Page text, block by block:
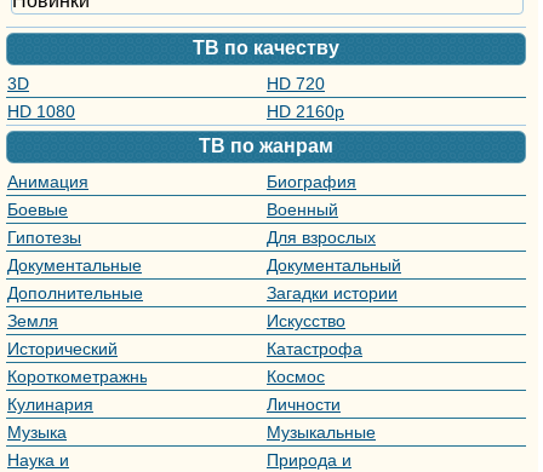
ТВ по качеству
3D
HD 720
HD 1080
HD 2160р
ТВ по жанрам
Анимация
Биография
Боевые
искусства
Военный
Гипотезы
Для взрослых
Документальные
сериалы
Документальный
Дополнительные
материалы
Загадки истории
Земля
Искусство
Исторический
Катастрофа
Короткометражный
Космос
Кулинария
Личности
Музыка
Музыкальные
программы
Наука и
Природа и